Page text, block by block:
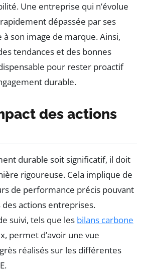
Une entreprise qui n’évolue
dépassée par ses
son image de marque. Ainsi,
tendances et des bonnes
pour rester proactif
durable.
des actions
durable soit significatif, il doit
rigoureuse. Cela implique de
de performance précis pouvant
actions entreprises.
suivi, tels que les bilans carbone
permet d’avoir une vue
réalisés sur les différentes